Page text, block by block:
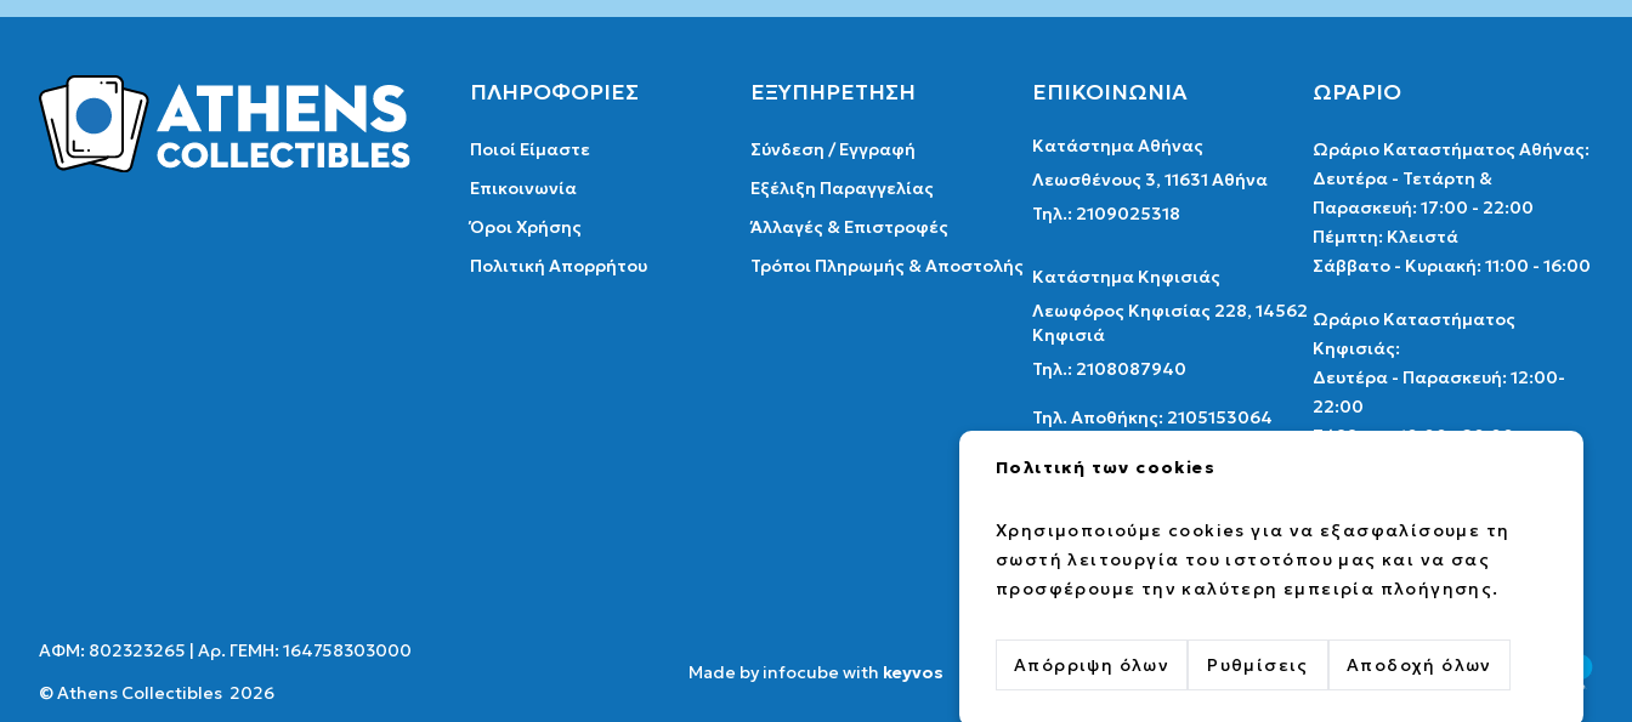
ΠΛΗΡΟΦΟΡΙΕΣ
Ποιοί Είμαστε
Επικοινωνία
Όροι Χρήσης
Πολιτική Απορρήτου
ΕΞΥΠΗΡΕΤΗΣΗ
Σύνδεση / Εγγραφή
Εξέλιξη Παραγγελίας
Άλλαγές & Επιστροφές
Τρόποι Πληρωμής & Αποστολής
ΕΠΙΚΟΙΝΩΝΙΑ
Κατάστημα Αθήνας
Λεωσθένους 3, 11631 Αθήνα
Τηλ.: 2109025318
Κατάστημα Κηφισιάς
Λεωφόρος Κηφισίας 228, 14562
Κηφισιά
Τηλ.: 2108087940
Τηλ. Αποθήκης: 2105153064
info@athenscollectibles.gr
facebookinstagramcard market
ΩΡΑΡΙΟ
Ωράριο Καταστήματος Αθήνας:
Δευτέρα - Τετάρτη &
Παρασκευή: 17:00 - 22:00
Πέμπτη: Κλειστά
Σάββατο - Κυριακή: 11:00 - 16:00
Ωράριο Καταστήματος
Κηφισιάς:
Δευτέρα - Παρασκευή: 12:00-
22:00
Σάββατο: 10:00 - 20:00
Ωράριο αποθήκης
Δευτέρα - Παρασκευή: 9:00 -
17:00
ΑΦΜ: 802323265 | Αρ. ΓΕΜΗ: 164758303000
© Athens Collectibles 2026
Made by infocube with keyvos
Πολιτική των cookies
Χρησιμοποιούμε cookies για να εξασφαλίσουμε τη
σωστή λειτουργία του ιστοτόπου μας και να σας
προσφέρουμε την καλύτερη εμπειρία πλοήγησης.
Απόρριψη όλων Ρυθμίσεις Αποδοχή όλων